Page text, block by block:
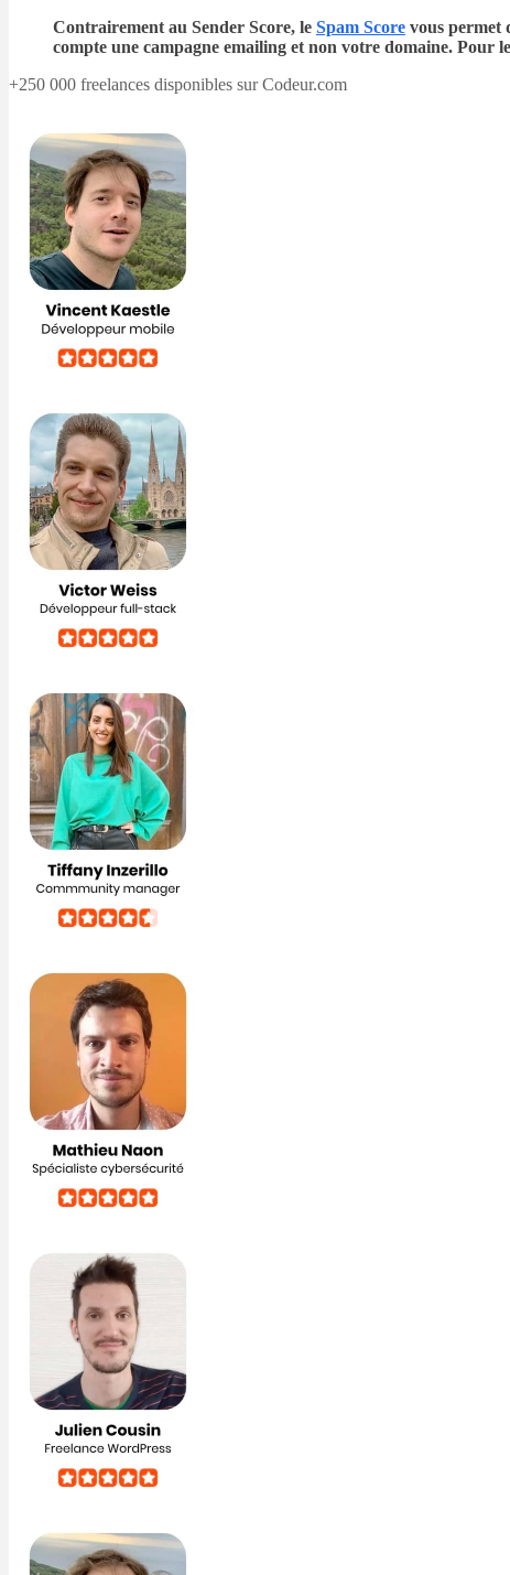
Contrairement au Sender Score, le Spam Score vous permet
compte une campagne emailing et non votre domaine. Pour
+250 000 freelances disponibles sur Codeur.com